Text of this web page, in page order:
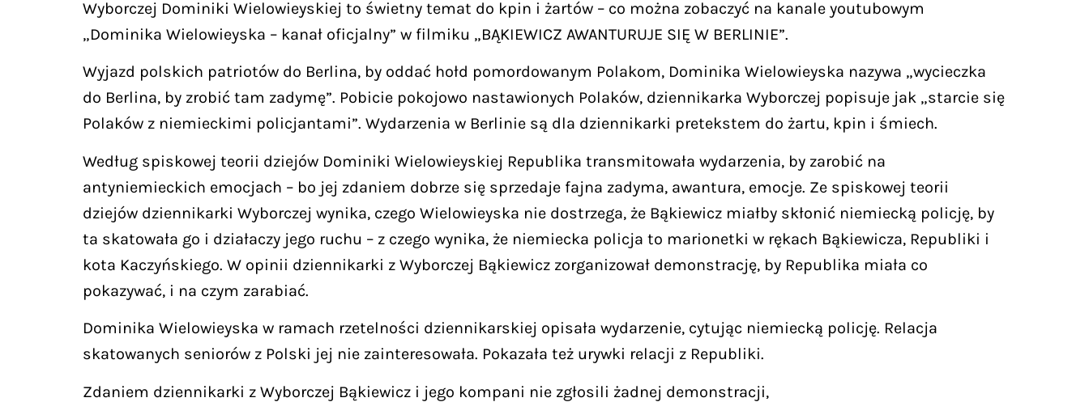
Wyborczej Dominiki Wielowieyskiej to świetny temat do kpin i żartów – co można zobaczyć na kanale youtubowym
„Dominika Wielowieyska – kanał oficjalny” w filmiku „BĄKIEWICZ AWANTURUJE SIĘ W BERLINIE”.
Wyjazd polskich patriotów do Berlina, by oddać hołd pomordowanym Polakom, Dominika Wielowieyska nazywa „wycieczka
do Berlina, by zrobić tam zadymę”. Pobicie pokojowo nastawionych Polaków, dziennikarka Wyborczej popisuje jak „starcie się
Polaków z niemieckimi policjantami”. Wydarzenia w Berlinie są dla dziennikarki pretekstem do żartu, kpin i śmiech.
Według spiskowej teorii dziejów Dominiki Wielowieyskiej Republika transmitowała wydarzenia, by zarobić na
antyniemieckich emocjach – bo jej zdaniem dobrze się sprzedaje fajna zadyma, awantura, emocje. Ze spiskowej teorii
dziejów dziennikarki Wyborczej wynika, czego Wielowieyska nie dostrzega, że Bąkiewicz miałby skłonić niemiecką policję, by
ta skatowała go i działaczy jego ruchu – z czego wynika, że niemiecka policja to marionetki w rękach Bąkiewicza, Republiki i
kota Kaczyńskiego. W opinii dziennikarki z Wyborczej Bąkiewicz zorganizował demonstrację, by Republika miała co
pokazywać, i na czym zarabiać.
Dominika Wielowieyska w ramach rzetelności dziennikarskiej opisała wydarzenie, cytując niemiecką policję. Relacja
skatowanych seniorów z Polski jej nie zainteresowała. Pokazała też urywki relacji z Republiki.
Zdaniem dziennikarki z Wyborczej Bąkiewicz i jego kompani nie zgłosili żadnej demonstracji,